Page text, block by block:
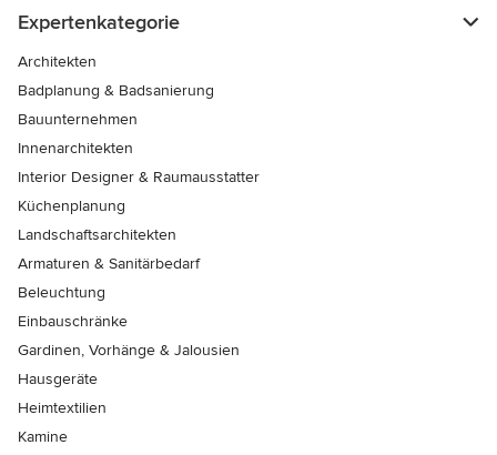
Expertenkategorie
Architekten
Badplanung & Badsanierung
Bauunternehmen
Innenarchitekten
Interior Designer & Raumausstatter
Küchenplanung
Landschaftsarchitekten
Armaturen & Sanitärbedarf
Beleuchtung
Einbauschränke
Gardinen, Vorhänge & Jalousien
Hausgeräte
Heimtextilien
Kamine